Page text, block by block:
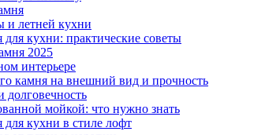
и летней кухни
кухни: практические советы
2025
интерьере
камня на внешний вид и прочность
долговечность
мойкой: что нужно знать
кухни в стиле лофт